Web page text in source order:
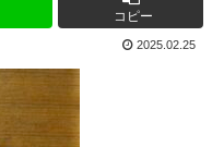
コピー
2025.02.25